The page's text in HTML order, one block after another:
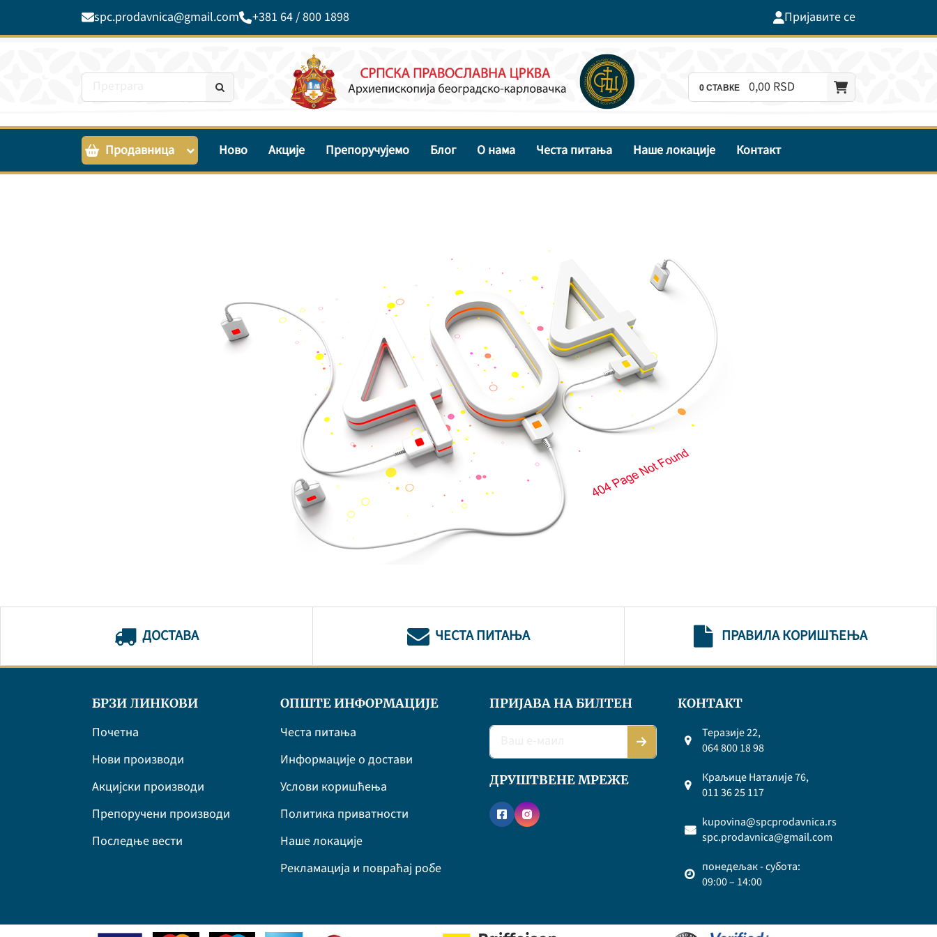
spc.prodavnica@gmail.com +381 64 / 800 1898 Пријавите се
0СТАВКЕ 0,00 RSD
Продавница Ново Акције Препоручујемо Блог О нама Честа питања Наше локације Контакт
ДОСТАВА ЧЕСТА ПИТАЊА ПРАВИЛА КОРИШЋЕЊА
БРЗИ ЛИНКОВИ
Почетна
Нови производи
Акцијски производи
Препоручени производи
Последње вести
ОПШТЕ ИНФОРМАЦИЈЕ
Честа питања
Информације о достави
Услови коришћења
Политика приватности
Наше локације
Рекламација и повраћај робе
ПРИЈАВА НА БИЛТЕН
ДРУШТВЕНЕ МРЕЖЕ
КОНТАКТ
Теразије 22,
064 800 18 98
Краљице Наталије 76,
011 36 25 117
kupovina@spcprodavnica.rs
spc.prodavnica@gmail.com
понедељак - субота:
09:00 – 14:00